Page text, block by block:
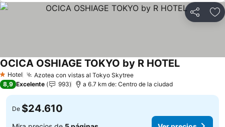
Compartir
1 Estrellas
Hotel Azotea con vistas al Tokyo Skytree
OCICA OSHIAGE TOKYO by R HOTEL
8,9 Excelente 993 a 6.7 km de: Centro de la ciudad
De $24.610